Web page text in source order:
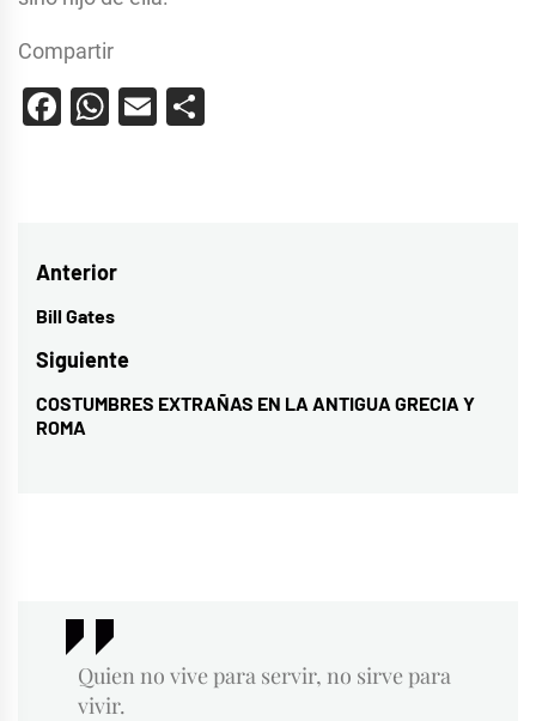
Compartir
Facebook
WhatsApp
Email
Navegación
de
entradas
Anterior
Entrada
anterior:
Bill Gates
Siguiente
Entrada
siguiente:
COSTUMBRES EXTRAÑAS EN LA ANTIGUA GRECIA Y
ROMA
Quien no vive para servir, no sirve para
vivir.